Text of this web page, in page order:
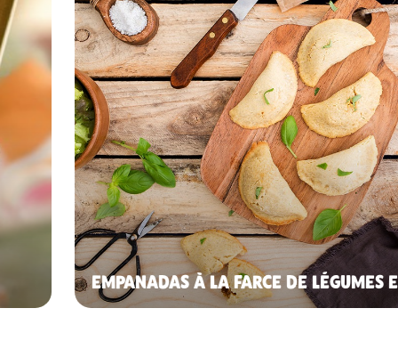
EMPANADAS À LA FARCE DE LÉGUMES